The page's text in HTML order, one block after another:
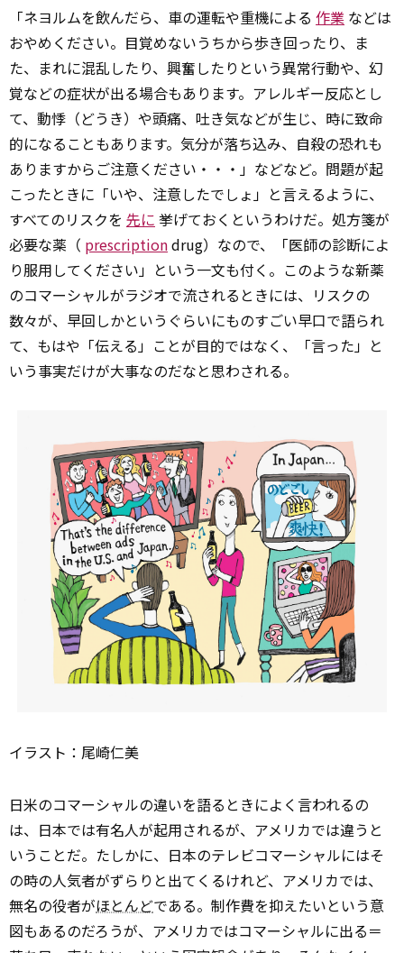
「ネヨルムを飲んだら、車の運転や重機による 作業 などは
おやめください。目覚めないうちから歩き回ったり、ま
た、まれに混乱したり、興奮したりという異常行動や、幻
覚などの症状が出る場合もあります。アレルギー反応とし
て、動悸（どうき）や頭痛、吐き気などが生じ、時に致命
的になることもあります。気分が落ち込み、自殺の恐れも
ありますからご注意ください・・・」などなど。問題が起
こったときに「いや、注意したでしょ」と言えるように、
すべてのリスクを 先に 挙げておくというわけだ。処方箋が
必要な薬（ prescriptiondrug）なので、「医師の診断によ
り服用してください」という一文も付く。このような新薬
のコマーシャルがラジオで流されるときには、リスクの
数々が、早回しかというぐらいにものすごい早口で語られ
て、もはや「伝える」ことが目的ではなく、「言った」と
いう事実だけが大事なのだなと思わされる。
イラスト：尾崎仁美
日米のコマーシャルの違いを語るときによく言われるの
は、日本では有名人が起用されるが、アメリカでは違うと
いうことだ。たしかに、日本のテレビコマーシャルにはそ
の時の人気者がずらりと出てくるけれど、アメリカでは、
無名の役者がほとんどである。制作費を抑えたいという意
図もあるのだろうが、アメリカではコマーシャルに出る＝